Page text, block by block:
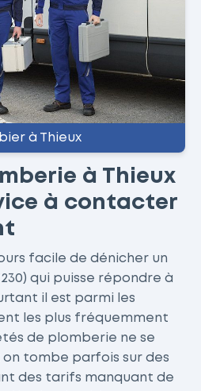
à Thieux
à Thieux
à contacter
facile de dénicher un
qui puisse répondre à
il est parmi les
les plus fréquemment
de plomberie ne se
tombe parfois sur des
des tarifs manquant de